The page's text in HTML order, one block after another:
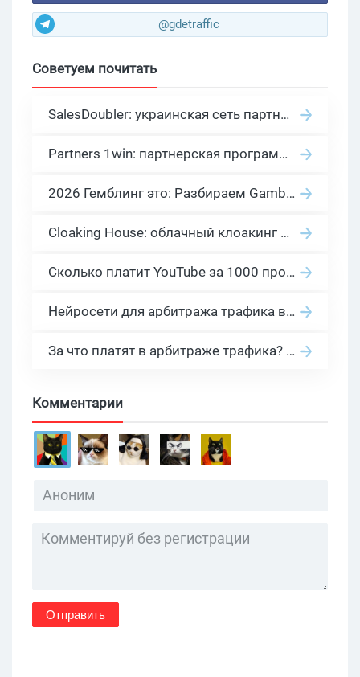
@gdetraffic
Советуем почитать
SalesDoubler: украинская сеть партнерских программ с оплатой за действие
Partners 1win: партнерская программа казино в нише гемблинг арбитраж
2026 Гемблинг это: Разбираем Gambling вертикаль, и все что связано с гемблинг и беттинг офферами
Cloaking House: облачный клоакинг для фильтрации ботов FB и Google Ads — гайд PHP-интеграции 2026
Сколько платит YouTube за 1000 просмотров в 2026: реальные цифры от 0.5 до 36 USD по ГЕО
Нейросети для арбитража трафика в 2026: инструменты, кейсы и AI-медиабайеры
За что платят в арбитраже трафика? 30 моделей оплаты в бурж и СНГ партнерках
Комментарии
Отправить